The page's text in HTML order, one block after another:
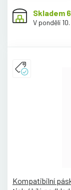
Skladem
V pondělí
Kompatibilní